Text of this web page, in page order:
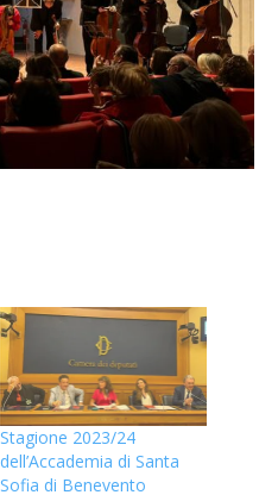
Stagione 2023/24
dell’Accademia di Santa
Sofia di Benevento